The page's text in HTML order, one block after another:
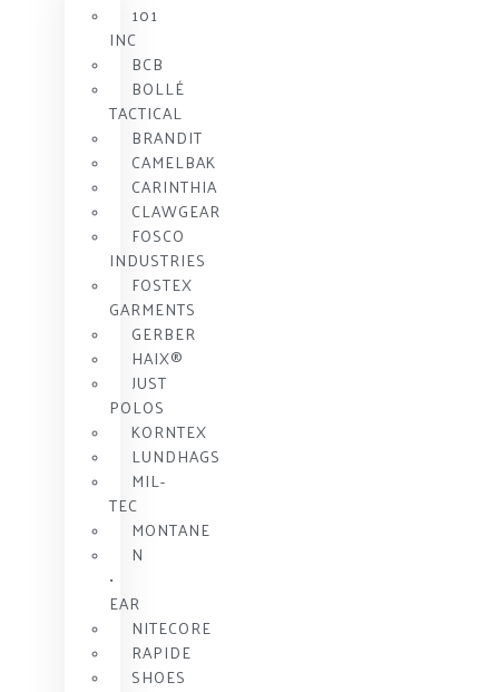
101
INC
BCB
BOLLÉ
TACTICAL
BRANDIT
CAMELBAK
CARINTHIA
CLAWGEAR
FOSCO
INDUSTRIES
FOSTEX
GARMENTS
GERBER
HAIX®
JUST
POLOS
KORNTEX
LUNDHAGS
MIL-
TEC
MONTANE
N
•
EAR
NITECORE
RAPIDE
SHOES